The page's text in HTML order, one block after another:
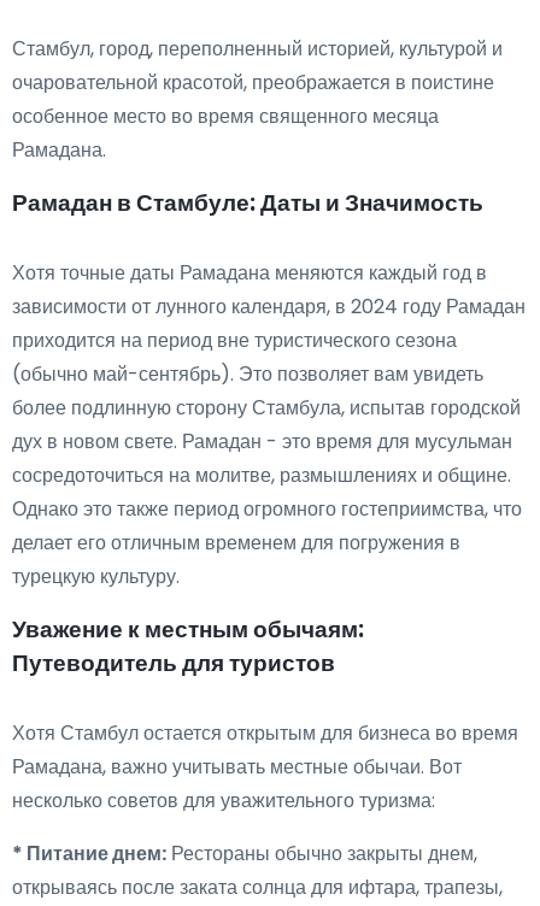
Стамбул, город, переполненный историей, культурой и
очаровательной красотой, преображается в поистине
особенное место во время священного месяца
Рамадана.
Рамадан в Стамбуле: Даты и Значимость
Хотя точные даты Рамадана меняются каждый год в
зависимости от лунного календаря, в 2024 году Рамадан
приходится на период вне туристического сезона
(обычно май-сентябрь). Это позволяет вам увидеть
более подлинную сторону Стамбула, испытав городской
дух в новом свете. Рамадан - это время для мусульман
сосредоточиться на молитве, размышлениях и общине.
Однако это также период огромного гостеприимства, что
делает его отличным временем для погружения в
турецкую культуру.
Уважение к местным обычаям:
Путеводитель для туристов
Хотя Стамбул остается открытым для бизнеса во время
Рамадана, важно учитывать местные обычаи. Вот
несколько советов для уважительного туризма:
* Питание днем: Рестораны обычно закрыты днем,
открываясь после заката солнца для ифтара, трапезы,